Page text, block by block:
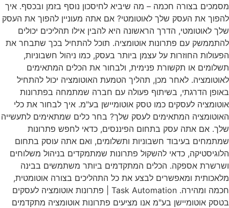
מסמכים בצורה חכמה – מה שיביא לחיסכון נוסף בזמן ובכסף. איך
להפוך את העסק שלך לאוטומטי? אם אתה מעוניין להפוך את העסק
שלך לאוטומטי, הדרך הראשונה היא להבין אילו תהליכים יכולים
להתממשק עם פתרונות אוטומציה. תוכל להתחיל בכך שתבחר את
הפעולות החוזרות על עצמן ביותר בעסק, כמו ניהול חשבוניות,
תשלומים או תקשורת פנימית, ולבחור את הכלים המתאימים
לאוטומציה. לאחר מכן, תהליך הטמעת האוטומציה יכול להתחיל
באופן הדרגתי, בשיתוף פעולה עם חברה שמתמחה בפתרונות
אוטומציה לעסקים כמו טסק אוטומיישן בע"מ. איך לבחור את כלי
האוטומציה המתאימים לעסק שלך? בחר כלים שמתאימים לתעשייה
שלך. אם אתה עסק בתחום הפיננסים, כדאי לחפש פתרונות
שמתמחים בעיבוד חשבוניות ותשלומים, ואם אתה עוסק בתחום
הלוגיסטיקה, כדאי להשקול פתרונות שמתמקדים בניהול משלוחים
ושרשרת אספקה. הכלים המתקדמים ביותר משתמשים בבינה
מלאכותית ומאפשרים לבצע את כל התהליכים בצורה אוטומטית,
חכמה ומהירה. Task Automation | פתרונות אוטומציה לעסקים
בטסק אוטומיישן בע"מ אנו מציעים פתרונות אוטומציה מתקדמים